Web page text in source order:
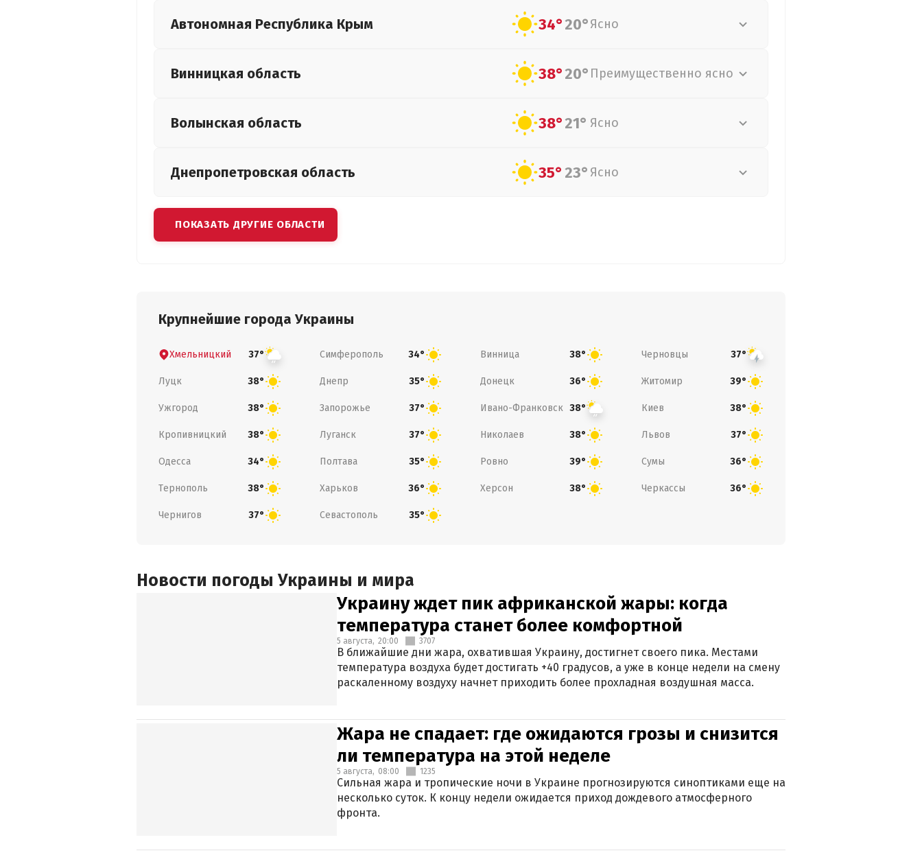
Автономная Республика Крым 34°20°Ясно
Винницкая область 38°20° Преимущественно ясно
Волынская область 38°21° Ясно
Днепропетровская область 35°23° Ясно
ПОКАЗАТЬ ДРУГИЕ ОБЛАСТИ
Крупнейшие города Украины
Хмельницкий 37° Симферополь 34° Винница 38° Черновцы 37°
Луцк 38° Днепр 35° Донецк 36° Житомир 39°
Ужгород 38° Запорожье 37° Ивано-Франковск 38° Киев 38°
Кропивницкий 38° Луганск 37° Николаев 38° Львов 37°
Одесса 34° Полтава 35° Ровно 39° Сумы 36°
Тернополь 38° Харьков 36° Херсон 38° Черкассы 36°
Чернигов 37° Севастополь 35°
Новости погоды Украины и мира
Украину ждет пик африканской жары: когда
температура станет более комфортной
5 августа, 20:00 3707
В ближайшие дни жара, охватившая Украину, достигнет своего пика. Местами
температура воздуха будет достигать +40 градусов, а уже в конце недели на смену
раскаленному воздуху начнет приходить более прохладная воздушная масса.
Жара не спадает: где ожидаются грозы и снизится
ли температура на этой неделе
5 августа, 08:00 1235
Сильная жара и тропические ночи в Украине прогнозируются синоптиками еще на
несколько суток. К концу недели ожидается приход дождевого атмосферного
фронта.